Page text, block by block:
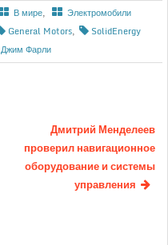
В мире,
Электромобили
General Motors,
SolidEnergy
Джим Фарли
Дмитрий Менделеев
проверил навигационное
оборудование и системы
управления